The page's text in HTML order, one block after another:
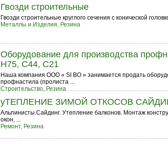
Гвозди строительные
Гвозди строительные круглого сечения с конической
Металлы и Изделия, Резина
Оборудование для производства
H75, C44, C21
Наша компания ООО « SI BO » занимается продать
профнастила (пролиста ...
Строительство, Резина
уТЕПЛЕНИЕ ЗИМОЙ ОТКОСОВ
Альпинисты.Сайдинг. Утепление балконов. Монтаж
окон, ...
Ремонт, Резина